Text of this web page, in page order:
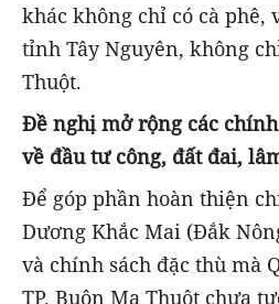
khác không chỉ có cà phê,
tỉnh Tây Nguyên, không
Thuột.
Đề nghị mở rộng các
về đầu tư công, đất đai,
Để góp phần hoàn thiện
Dương Khắc Mai (Đắk
và chính sách đặc thù mà
TP. Buôn Ma Thuột chưa